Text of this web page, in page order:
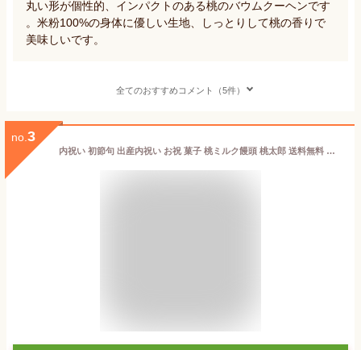
丸い形が個性的、インパクトのある桃のバウムクーヘンです
。米粉100%の身体に優しい生地、しっとりして桃の香りで
美味しいです。
全てのおすすめコメント（5件）
no. 3
内祝い 初節句 出産内祝い お祝 菓子 桃ミルク饅頭 桃太郎 送料無料 和菓子 出産祝い 百日 結婚 内祝い 快気祝い 753 引き菓子 結婚式 出産 入学 新築 内祝 ギフト 感謝 お祝い返し 手土産 スイーツ 饅頭 まんじゅう 個包装 可愛い 岡山 倉敷 菓子処ひらい もも 桃 お歳暮